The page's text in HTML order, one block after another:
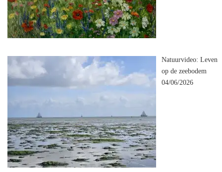
Natuurvideo: Leven
op de zeebodem
04/06/2026